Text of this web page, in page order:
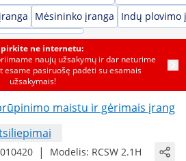
Mėsininko įranga Indų plovimo
ne internetu:
naujų užsakymų ir dar neturime
esame pasiruošę padėti su esamais
užsakymais!
maistu ir gėrimais įranga
| Modelis: RCSW 2.1H